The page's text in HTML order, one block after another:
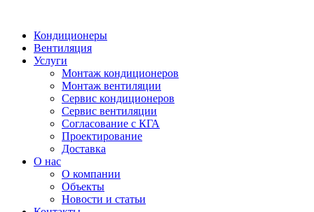
Кондиционеры
Вентиляция
Услуги
Монтаж кондиционеров
Монтаж вентиляции
Сервис кондиционеров
Сервис вентиляции
Согласование с КГА
Проектирование
Доставка
О нас
О компании
Объекты
Новости и статьи